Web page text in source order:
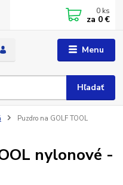
Menu
Hľadať
0 ks
za 0 €
Puzdro na GOLF TOOL
nylonové -